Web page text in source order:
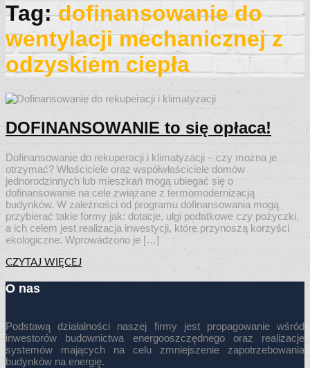
Tag:dofinansowanie do
wentylacji mechanicznej z
odzyskiem ciepła
DOFINANSOWANIE to się opłaca!
Dofinansowanie do rekuperacji i klimatyzacji – czy można je
otrzymać? Właściciele oraz współwłaściciele domów
jednorodzinnych lub mieszkań mogą ubiegać się o
dofinansowanie na cele związane z termomodernizacją
budynków. W zależności od programu dofinansowania mogą
przybierać takie formy jak: dotacje, ulgi podatkowe czy pożyczki,
a ich celem jest realizacja inwestycji, które przynoszą korzyści
ekologiczne. Wprowadzono je […]
CZYTAJ WIĘCEJ
O nas
Podstawą działalności naszej firmy jest propagowanie wśród
inwestorów budownictwa energooszczędnego oraz realizacje
systemów mających na celu zmniejszenie zapotrzebowania
budynków na energię.